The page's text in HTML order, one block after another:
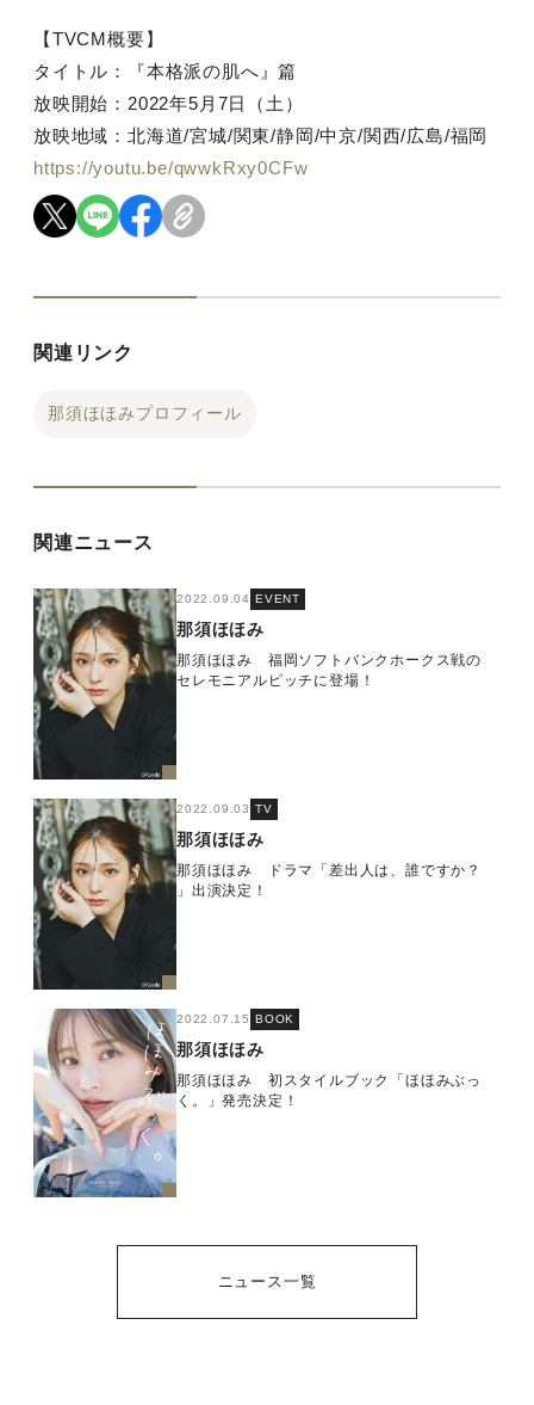
【TVCM概要】
タイトル：『本格派の肌へ』篇
放映開始：2022年5月7日（土）
放映地域：北海道/宮城/関東/静岡/中京/関西/広島/福岡
https://youtu.be/qwwkRxy0CFw
関連リンク
那須ほほみプロフィール
関連ニュース
2022.09.04 EVENT
那須ほほみ
那須ほほみ 福岡ソフトバンクホークス戦の
セレモニアルピッチに登場！
2022.09.03 TV
那須ほほみ
那須ほほみ ドラマ「差出人は、誰ですか？
」出演決定！
2022.07.15 BOOK
那須ほほみ
那須ほほみ 初スタイルブック「ほほみぶっ
く。」発売決定！
ニュース一覧